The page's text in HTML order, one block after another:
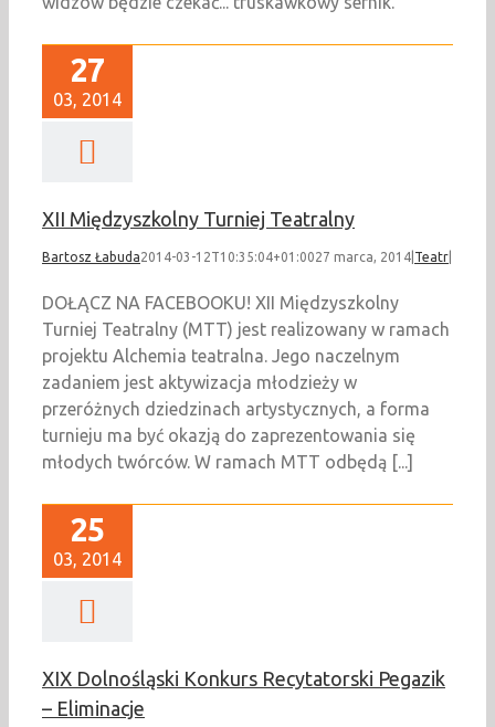
27
03, 2014
XII Międzyszkolny Turniej Teatralny
Bartosz Łabuda2014-03-12T10:35:04+01:0027 marca, 2014 Teatr
DOŁĄCZ NA FACEBOOKU! XII Międzyszkolny
Turniej Teatralny (MTT) jest realizowany w ramach
projektu Alchemia teatralna. Jego naczelnym
zadaniem jest aktywizacja młodzieży w
przeróżnych dziedzinach artystycznych, a forma
turnieju ma być okazją do zaprezentowania się
młodych twórców. W ramach MTT odbędą [...]
25
03, 2014
XIX Dolnośląski Konkurs Recytatorski Pegazik
– Eliminacje